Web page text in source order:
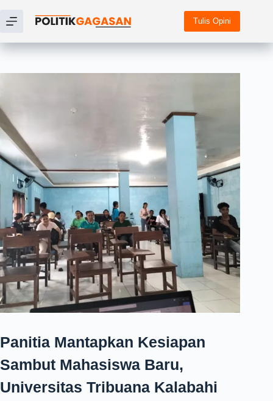
Tulis Opini
Panitia Mantapkan Kesiapan
Sambut Mahasiswa Baru,
Universitas Tribuana Kalabahi